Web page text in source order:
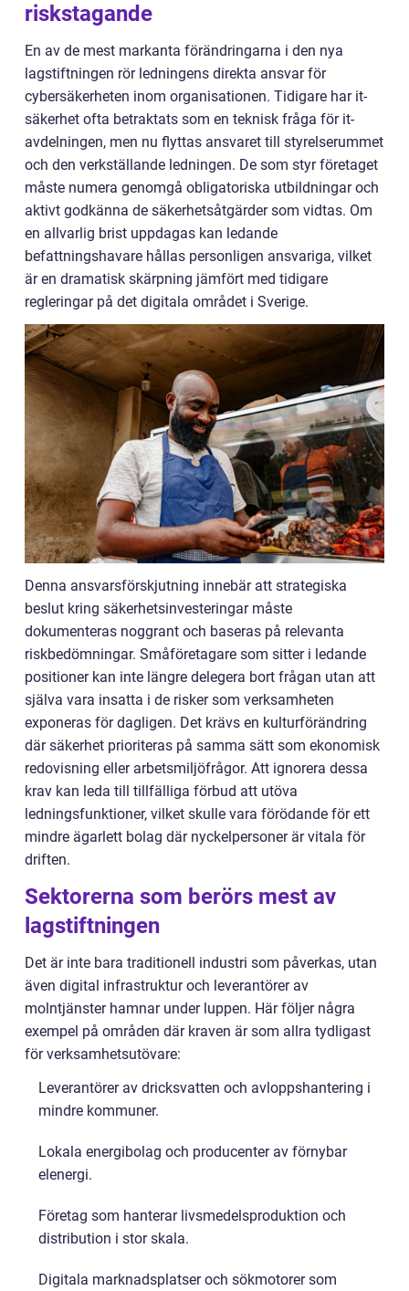
riskstagande
En av de mest markanta förändringarna i den nya
lagstiftningen rör ledningens direkta ansvar för
cybersäkerheten inom organisationen. Tidigare har it-
säkerhet ofta betraktats som en teknisk fråga för it-
avdelningen, men nu flyttas ansvaret till styrelserummet
och den verkställande ledningen. De som styr företaget
måste numera genomgå obligatoriska utbildningar och
aktivt godkänna de säkerhetsåtgärder som vidtas. Om
en allvarlig brist uppdagas kan ledande
befattningshavare hållas personligen ansvariga, vilket
är en dramatisk skärpning jämfört med tidigare
regleringar på det digitala området i Sverige.
Denna ansvarsförskjutning innebär att strategiska
beslut kring säkerhetsinvesteringar måste
dokumenteras noggrant och baseras på relevanta
riskbedömningar. Småföretagare som sitter i ledande
positioner kan inte längre delegera bort frågan utan att
själva vara insatta i de risker som verksamheten
exponeras för dagligen. Det krävs en kulturförändring
där säkerhet prioriteras på samma sätt som ekonomisk
redovisning eller arbetsmiljöfrågor. Att ignorera dessa
krav kan leda till tillfälliga förbud att utöva
ledningsfunktioner, vilket skulle vara förödande för ett
mindre ägarlett bolag där nyckelpersoner är vitala för
driften.
Sektorerna som berörs mest av
lagstiftningen
Det är inte bara traditionell industri som påverkas, utan
även digital infrastruktur och leverantörer av
molntjänster hamnar under luppen. Här följer några
exempel på områden där kraven är som allra tydligast
för verksamhetsutövare:
Leverantörer av dricksvatten och avloppshantering i
mindre kommuner.
Lokala energibolag och producenter av förnybar
elenergi.
Företag som hanterar livsmedelsproduktion och
distribution i stor skala.
Digitala marknadsplatser och sökmotorer som